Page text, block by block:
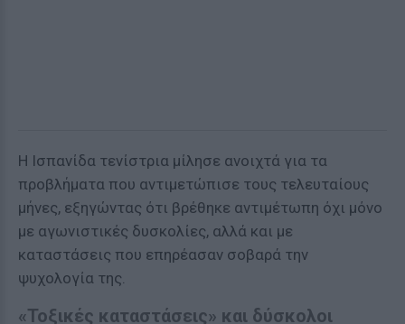
Η Ισπανίδα τενίστρια μίλησε ανοιχτά για τα
προβλήματα που αντιμετώπισε τους τελευταίους
μήνες, εξηγώντας ότι βρέθηκε αντιμέτωπη όχι μόνο
με αγωνιστικές δυσκολίες, αλλά και με
καταστάσεις που επηρέασαν σοβαρά την
ψυχολογία της.
«Τοξικές καταστάσεις» και δύσκολοι